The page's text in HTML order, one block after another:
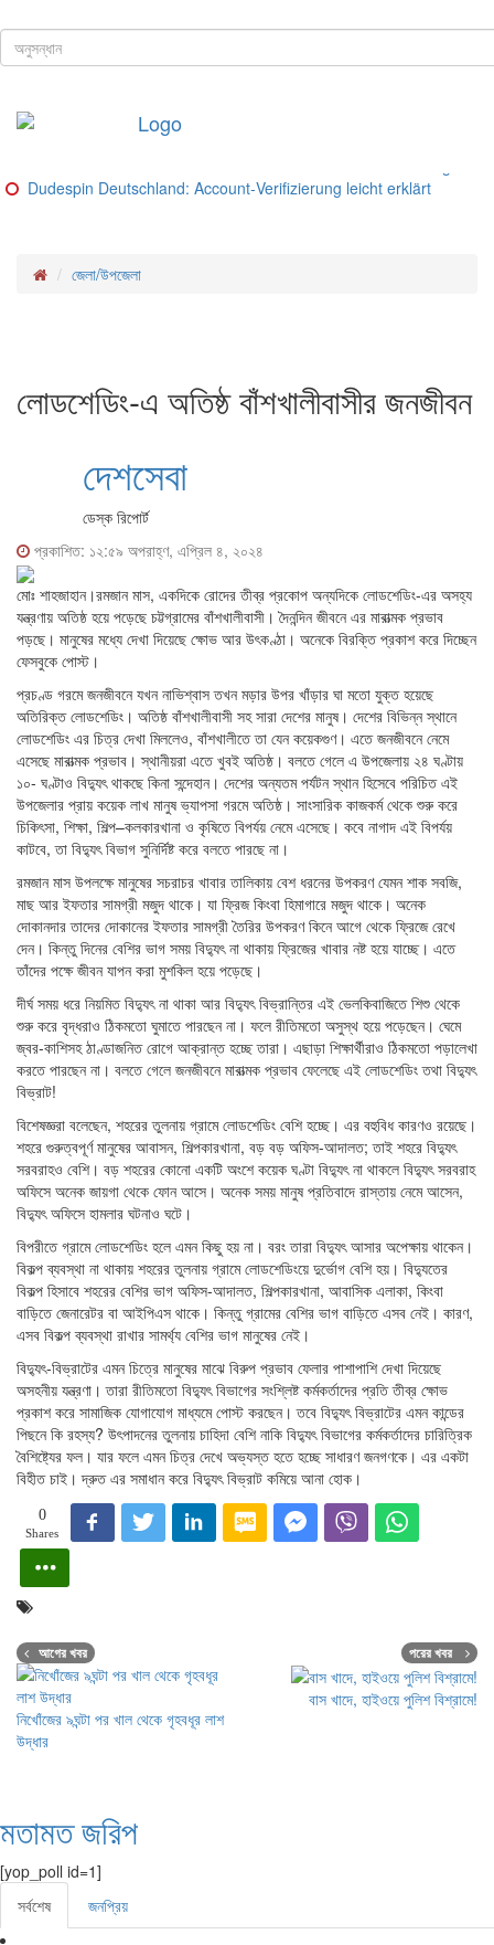
শিরোনাম
Glorion Casino – Schritte und Methoden für deutsche Spieler
Dudespin Deutschland: Account‑Verifizierung leicht erklärt
জেলা/উপজেলা
লোডশেডিং-এ অতিষ্ঠ বাঁশখালীবাসীর জনজীবন
দেশসেবা
ডেস্ক রিপোর্ট
প্রকাশিত: ১২:৫৯ অপরাহ্ণ, এপ্রিল ৪, ২০২৪
মোঃ শাহজাহান।রমজান মাস, একদিকে রোদের তীব্র প্রকোপ অন্যদিকে লোডশেডিং-এর অসহ্য
যন্ত্রণায় অতিষ্ঠ হয়ে পড়েছে চট্টগ্রামের বাঁশখালীবাসী। দৈনন্দিন জীবনে এর মারাত্মক প্রভাব
পড়ছে। মানুষের মধ্যে দেখা দিয়েছে ক্ষোভ আর উৎকণ্ঠা। অনেকে বিরক্তি প্রকাশ করে দিচ্ছেন
ফেসবুকে পোস্ট।
প্রচণ্ড গরমে জনজীবনে যখন নাভিশ্বাস তখন মড়ার উপর খাঁড়ার ঘা মতো যুক্ত হয়েছে
অতিরিক্ত লোডশেডিং। অতিষ্ঠ বাঁশখালীবাসী সহ সারা দেশের মানুষ। দেশের বিভিন্ন স্থানে
লোডশেডিং এর চিত্র দেখা মিললেও, বাঁশখালীতে তা যেন কয়েকগুণ। এতে জনজীবনে নেমে
এসেছে মারাত্মক প্রভাব। স্থানীয়রা এতে খুবই অতিষ্ঠ। বলতে গেলে এ উপজেলায় ২৪ ঘণ্টায়
১০- ঘণ্টাও বিদ্যুৎ থাকছে কিনা সন্দেহান। দেশের অন্যতম পর্যটন স্থান হিসেবে পরিচিত এই
উপজেলার প্রায় কয়েক লাখ মানুষ ভ্যাপসা গরমে অতিষ্ঠ। সাংসারিক কাজকর্ম থেকে শুরু করে
চিকিৎসা, শিক্ষা, শিল্প–কলকারখানা ও কৃষিতে বিপর্যয় নেমে এসেছে। কবে নাগাদ এই বিপর্যয়
কাটবে, তা বিদ্যুৎ বিভাগ সুনির্দিষ্ট করে বলতে পারছে না।
রমজান মাস উপলক্ষে মানুষের সচরাচর খাবার তালিকায় বেশ ধরনের উপকরণ যেমন শাক সবজি,
মাছ আর ইফতার সামগ্রী মজুদ থাকে। যা ফ্রিজ কিংবা হিমাগারে মজুদ থাকে। অনেক
দোকানদার তাদের দোকানের ইফতার সামগ্রী তৈরির উপকরণ কিনে আগে থেকে ফ্রিজে রেখে
দেন। কিন্তু দিনের বেশির ভাগ সময় বিদ্যুৎ না থাকায় ফ্রিজের খাবার নষ্ট হয়ে যাচ্ছে। এতে
তাঁদের পক্ষে জীবন যাপন করা মুশকিল হয়ে পড়েছে।
দীর্ঘ সময় ধরে নিয়মিত বিদ্যুৎ না থাকা আর বিদ্যুৎ বিভ্রান্তির এই ভেলকিবাজিতে শিশু থেকে
শুরু করে বৃদ্ধরাও ঠিকমতো ঘুমাতে পারছেন না। ফলে রীতিমতো অসুস্থ হয়ে পড়েছেন। ঘেমে
জ্বর-কাশিসহ ঠাণ্ডাজনিত রোগে আক্রান্ত হচ্ছে তারা। এছাড়া শিক্ষার্থীরাও ঠিকমতো পড়ালেখা
করতে পারছেন না। বলতে গেলে জনজীবনে মারাত্মক প্রভাব ফেলেছে এই লোডশেডিং তথা বিদ্যুৎ
বিভ্রাট!
বিশেষজ্ঞরা বলেছেন, শহরের তুলনায় গ্রামে লোডশেডিং বেশি হচ্ছে। এর বহুবিধ কারণও রয়েছে।
শহরে গুরুত্বপূর্ণ মানুষের আবাসন, শিল্পকারখানা, বড় বড় অফিস-আদালত; তাই শহরে বিদ্যুৎ
সরবরাহও বেশি। বড় শহরের কোনো একটি অংশে কয়েক ঘণ্টা বিদ্যুৎ না থাকলে বিদ্যুৎ সরবরাহ
অফিসে অনেক জায়গা থেকে ফোন আসে। অনেক সময় মানুষ প্রতিবাদে রাস্তায় নেমে আসেন,
বিদ্যুৎ অফিসে হামলার ঘটনাও ঘটে।
বিপরীতে গ্রামে লোডশেডিং হলে এমন কিছু হয় না। বরং তারা বিদ্যুৎ আসার অপেক্ষায় থাকেন।
বিকল্প ব্যবস্থা না থাকায় শহরের তুলনায় গ্রামে লোডশেডিংয়ে দুর্ভোগ বেশি হয়। বিদ্যুতের
বিকল্প হিসাবে শহরের বেশির ভাগ অফিস-আদালত, শিল্পকারখানা, আবাসিক এলাকা, কিংবা
বাড়িতে জেনারেটর বা আইপিএস থাকে। কিন্তু গ্রামের বেশির ভাগ বাড়িতে এসব নেই। কারণ,
এসব বিকল্প ব্যবস্থা রাখার সামর্থ্য বেশির ভাগ মানুষের নেই।
বিদ্যুৎ-বিভ্রাটের এমন চিত্রে মানুষের মাঝে বিরুপ প্রভাব ফেলার পাশাপাশি দেখা দিয়েছে
অসহনীয় যন্ত্রণা। তারা রীতিমতো বিদ্যুৎ বিভাগের সংশ্লিষ্ট কর্মকর্তাদের প্রতি তীব্র ক্ষোভ
প্রকাশ করে সামাজিক যোগাযোগ মাধ্যমে পোস্ট করছেন। তবে বিদ্যুৎ বিভ্রাটের এমন কান্ডের
পিছনে কি রহস্য? উৎপাদনের তুলনায় চাহিদা বেশি নাকি বিদ্যুৎ বিভাগের কর্মকর্তাদের চারিত্রিক
বৈশিষ্ট্যের ফল। যার ফলে এমন চিত্র দেখে অভ্যস্ত হতে হচ্ছে সাধারণ জনগণকে। এর একটা
বিহীত চাই। দ্রুত এর সমাধান করে বিদ্যুৎ বিভ্রাট কমিয়ে আনা হোক।
0
Shares
আগের খবর
নিখোঁজের ৯ঘন্টা পর খাল থেকে গৃহবধূর লাশ
উদ্ধার
পরের খবর
বাস খাদে, হাইওয়ে পুলিশ বিশ্রামে!
মতামত জরিপ
[yop_poll id=1]
সর্বশেষ
জনপ্রিয়